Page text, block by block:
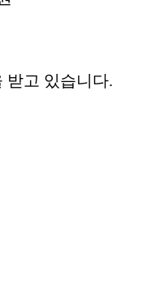
받고 있습니다.